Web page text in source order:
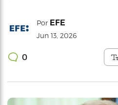
Por EFE
Jun 13, 2026
0